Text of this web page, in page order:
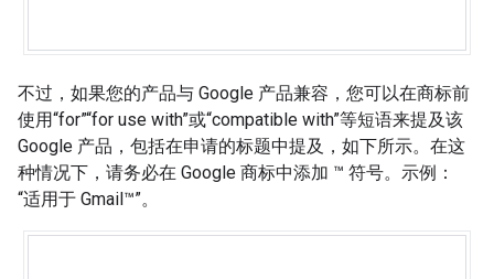
不过，如果您的产品与 Google 产品兼容，您可以在商标前
使用“for”“for use with”或“compatible with”等短语来提及该
Google 产品，包括在申请的标题中提及，如下所示。在这
种情况下，请务必在 Google 商标中添加 ™ 符号。示例：
“适用于 Gmail™”。